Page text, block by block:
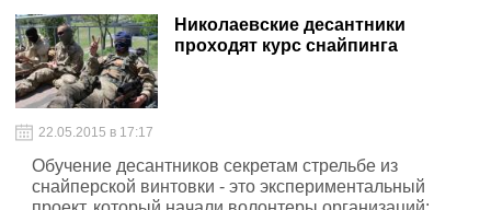
занимаемой должности.
Николаевские десантники
проходят курс снайпинга
22.05.2015 в 17:17
Обучение десантников секретам стрельбе из
снайперской винтовки - это экспериментальный